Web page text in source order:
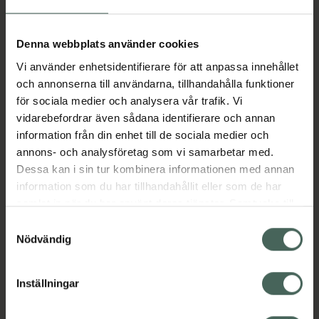
Denna webbplats använder cookies
Vi använder enhetsidentifierare för att anpassa innehållet
och annonserna till användarna, tillhandahålla funktioner
för sociala medier och analysera vår trafik. Vi
vidarebefordrar även sådana identifierare och annan
information från din enhet till de sociala medier och
annons- och analysföretag som vi samarbetar med.
Dessa kan i sin tur kombinera informationen med annan
information som du har tillhandahållit eller som de har
samlat in när du har använt deras tjänster. Samtycke till
återkalla ditt samtycke via webbplatsens
cookieinställningar. Ett återkallat samtycke påverkar inte
lagligheten av behandling som skett innan återkallelsen.
Nödvändig
Inställningar
kroppstvål med hyaluronsyra som skonsamt
formulerad med en blandning av
hyaluronsyra, tångextrakt och aloe vera för
sina superhydrerande, lugnande och
fuktbindande egenskaper. Kroppstvålen har
en frisk doft av äpple och avokado. Den är
formulerad med ytaktiva ämnen som är mild
mot huden.
Nyckelingredienser
fuktighet och näring till huden. Hyaluronsyra
är en unik ingrediens som förnyar, återfuktar